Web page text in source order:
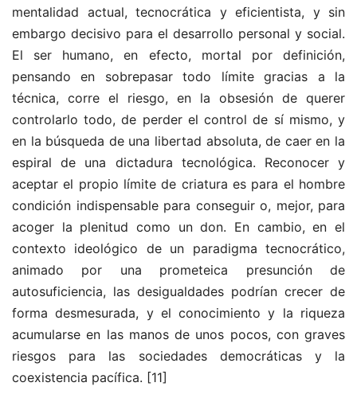
mentalidad actual, tecnocrática y eficientista, y sin
embargo decisivo para el desarrollo personal y social.
El ser humano, en efecto, mortal por definición,
pensando en sobrepasar todo límite gracias a la
técnica, corre el riesgo, en la obsesión de querer
controlarlo todo, de perder el control de sí mismo, y
en la búsqueda de una libertad absoluta, de caer en la
espiral de una dictadura tecnológica. Reconocer y
aceptar el propio límite de criatura es para el hombre
condición indispensable para conseguir o, mejor, para
acoger la plenitud como un don. En cambio, en el
contexto ideológico de un paradigma tecnocrático,
animado por una prometeica presunción de
autosuficiencia, las desigualdades podrían crecer de
forma desmesurada, y el conocimiento y la riqueza
acumularse en las manos de unos pocos, con graves
riesgos para las sociedades democráticas y la
coexistencia pacífica. [11]